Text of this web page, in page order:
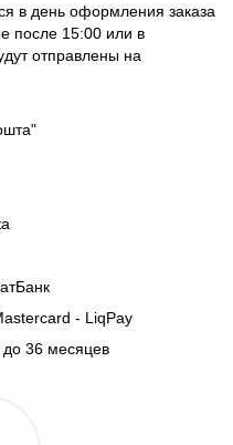
в день оформления заказа
после 15:00 или в
отправлены на
- LiqPay
до 36 месяцев